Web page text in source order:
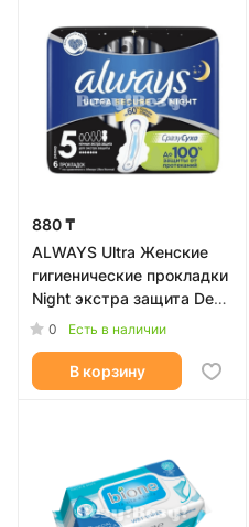
880 ₸
ALWAYS Ultra Женские
гигиенические прокладки
Night экстра защита Deo
Single 7капель 6шт
0 Есть в наличии
В корзину